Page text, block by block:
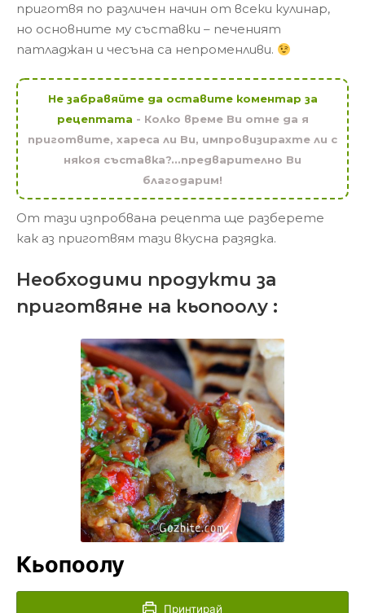
приготвя по различен начин от всеки кулинар,
но основните му съставки – печеният
патладжан и чесъна са непроменливи.
Не забравяйте да оставите коментар за
рецептата - Колко време Ви отне да я
приготвите, хареса ли Ви, импровизирахте ли с
някоя съставка?...предварително Ви
благодарим!
От тази изпробвана рецепта ще разберете
как аз приготвям тази вкусна разядка.
Необходими продукти за
приготвяне на кьопоолу :
Кьопоолу
Принтирай